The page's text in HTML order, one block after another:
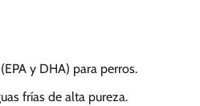
y DHA) para perros.
frías de alta pureza.